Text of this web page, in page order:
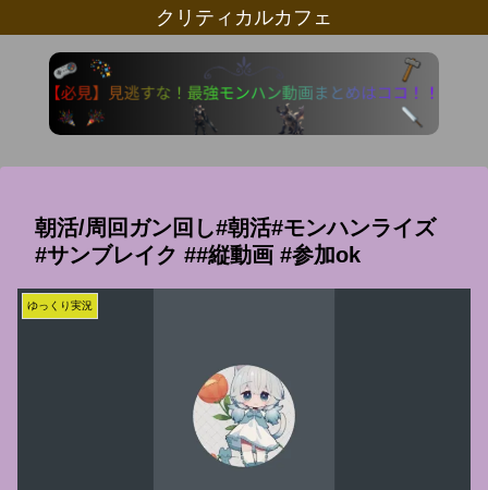
クリティカルカフェ
朝活/周回ガン回し#朝活#モンハンライズ
#サンブレイク ##縦動画 #参加ok
ゆっくり実況